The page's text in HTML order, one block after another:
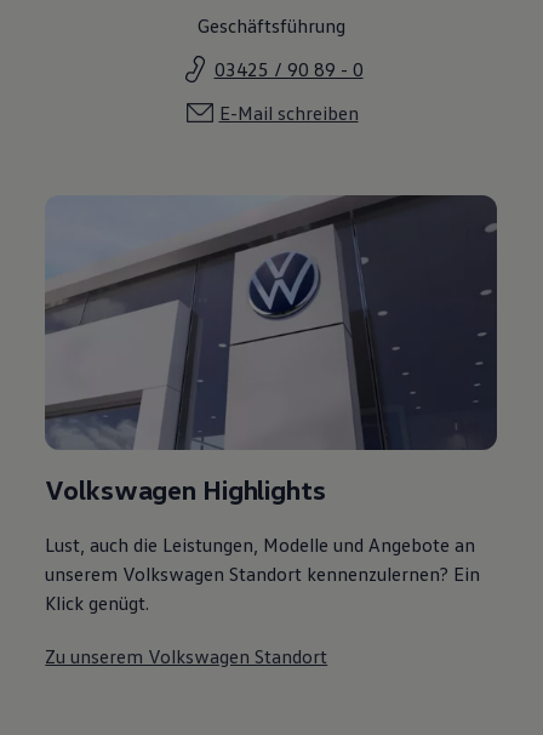
Geschäftsführung
03425 / 90 89 - 0
E-Mail schreiben
Volkswagen Highlights
Lust, auch die Leistungen, Modelle und Angebote an
unserem Volkswagen Standort kennenzulernen? Ein
Klick genügt.
Zu unserem Volkswagen Standort